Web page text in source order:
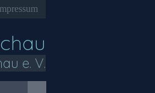
e. V.